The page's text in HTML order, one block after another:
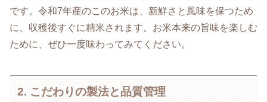
です。令和7年産のこのお米は、新鮮さと風味を保つため
に、収穫後すぐに精米されます。お米本来の旨味を楽しむ
ために、ぜひ一度味わってみてください。
2. こだわりの製法と品質管理